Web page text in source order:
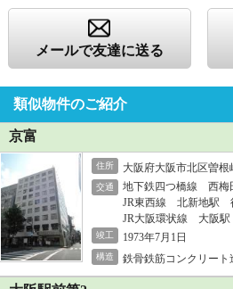
メールで友達に送る
類似物件のご紹介
京富
住所 大阪府大阪市北区曽根
交通
地下鉄四つ橋線 西
JR東西線 北新地駅
JR大阪環状線 大阪
竣工 1973年7月1日
構造 鉄骨鉄筋コンクリー